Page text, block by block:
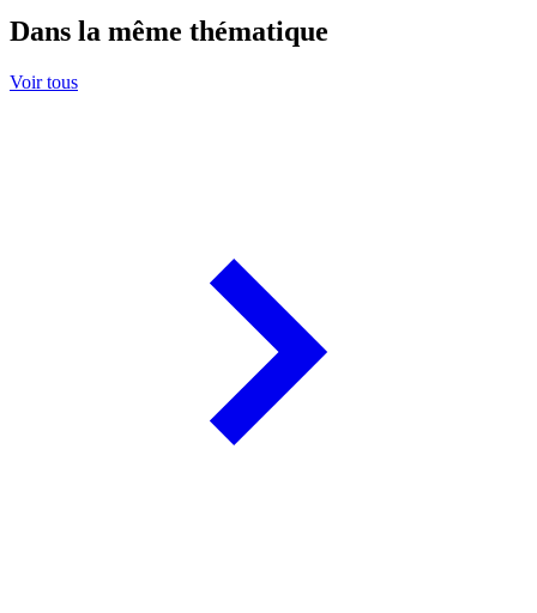
Dans la même thématique
Voir tous